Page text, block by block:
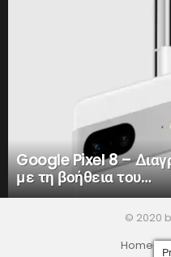
Google Pixel 8 –
με τη βοήθεια του…
© 2020
Home